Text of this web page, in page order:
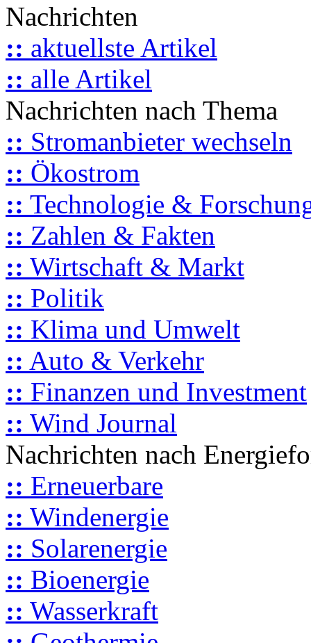
Nachrichten
:: aktuellste Artikel
:: alle Artikel
Nachrichten nach Thema
:: Stromanbieter wechseln
:: Ökostrom
:: Technologie &
:: Zahlen & Fakten
:: Wirtschaft & Markt
:: Politik
:: Klima und Umwelt
:: Auto & Verkehr
:: Finanzen und Investment
:: Wind Journal
Nachrichten nach
:: Erneuerbare
:: Windenergie
:: Solarenergie
:: Bioenergie
:: Wasserkraft